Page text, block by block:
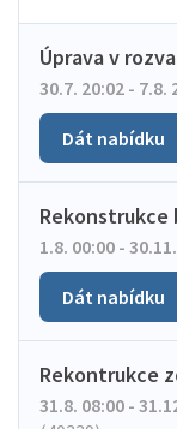
Úprava v
30.7. 20:02 - 7.8.
Dát nabídku
Rekonstrukce
1.8. 00:00 -
Dát nabídku
Rekontrukce
31.8. 08:00 -